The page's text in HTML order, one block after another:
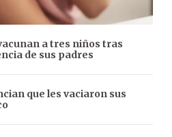
a tres niños tras
de sus padres
que les vaciaron sus